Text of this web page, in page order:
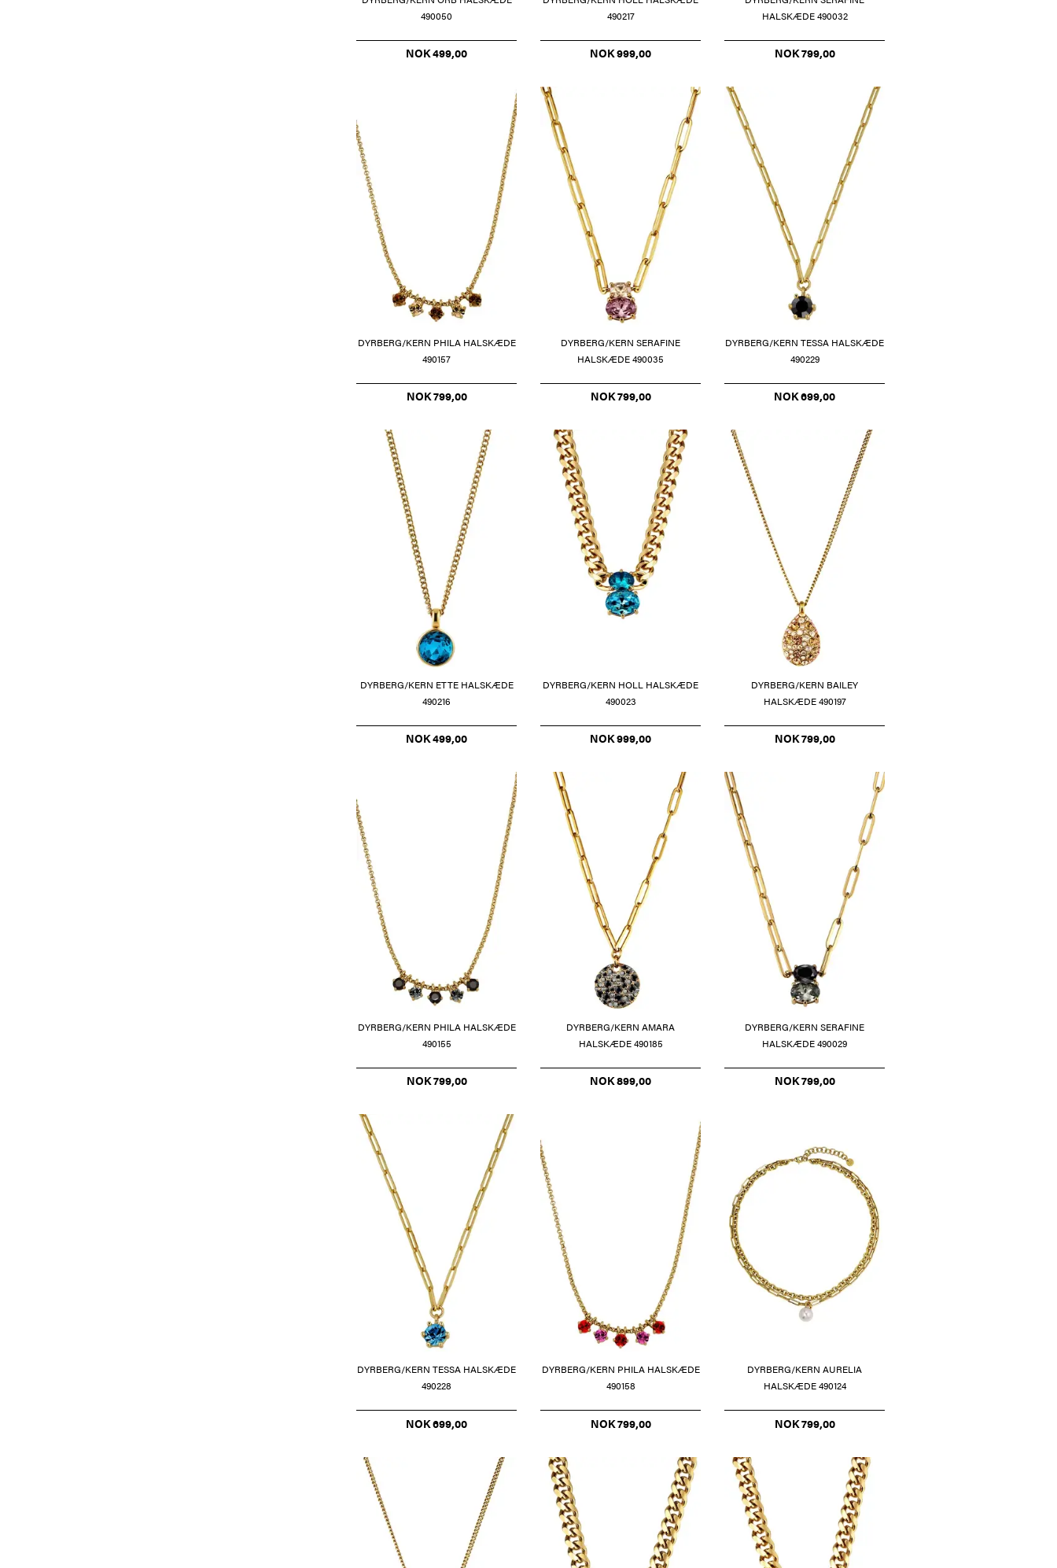
490050
NOK 499,00
490217
NOK 999,00
HALSKÆDE 490032
NOK 799,00
DYRBERG/KERN PHILA HALSKÆDE
490157
NOK 799,00
DYRBERG/KERN SERAFINE
HALSKÆDE 490035
NOK 799,00
DYRBERG/KERN TESSA HALSKÆDE
490229
NOK 699,00
DYRBERG/KERN ETTE HALSKÆDE
490216
NOK 499,00
DYRBERG/KERN HOLL HALSKÆDE
490023
NOK 999,00
DYRBERG/KERN BAILEY
HALSKÆDE 490197
NOK 799,00
DYRBERG/KERN PHILA HALSKÆDE
490155
NOK 799,00
DYRBERG/KERN AMARA
HALSKÆDE 490185
NOK 899,00
DYRBERG/KERN SERAFINE
HALSKÆDE 490029
NOK 799,00
DYRBERG/KERN TESSA HALSKÆDE
490228
NOK 699,00
DYRBERG/KERN PHILA HALSKÆDE
490158
NOK 799,00
DYRBERG/KERN AURELIA
HALSKÆDE 490124
NOK 799,00